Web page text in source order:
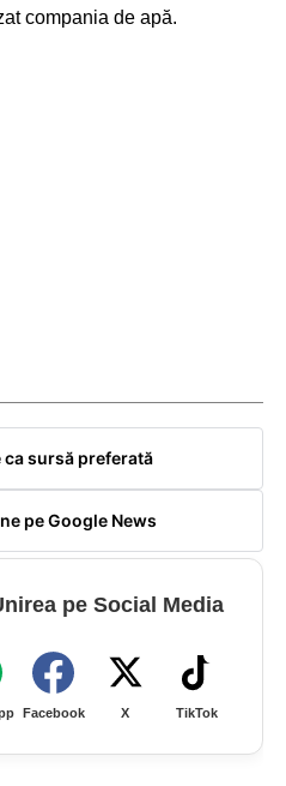
compania de apă.
sursă preferată
pe Google News
pe Social Media
Facebook X TikTok